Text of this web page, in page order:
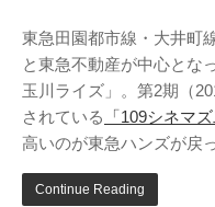
東急田園都市線・大井町
と東急不動産が中心とな
玉川ライズ」。第2期（
されている
「109シネマ
高いのが東急ハンズが戻
Continue Reading